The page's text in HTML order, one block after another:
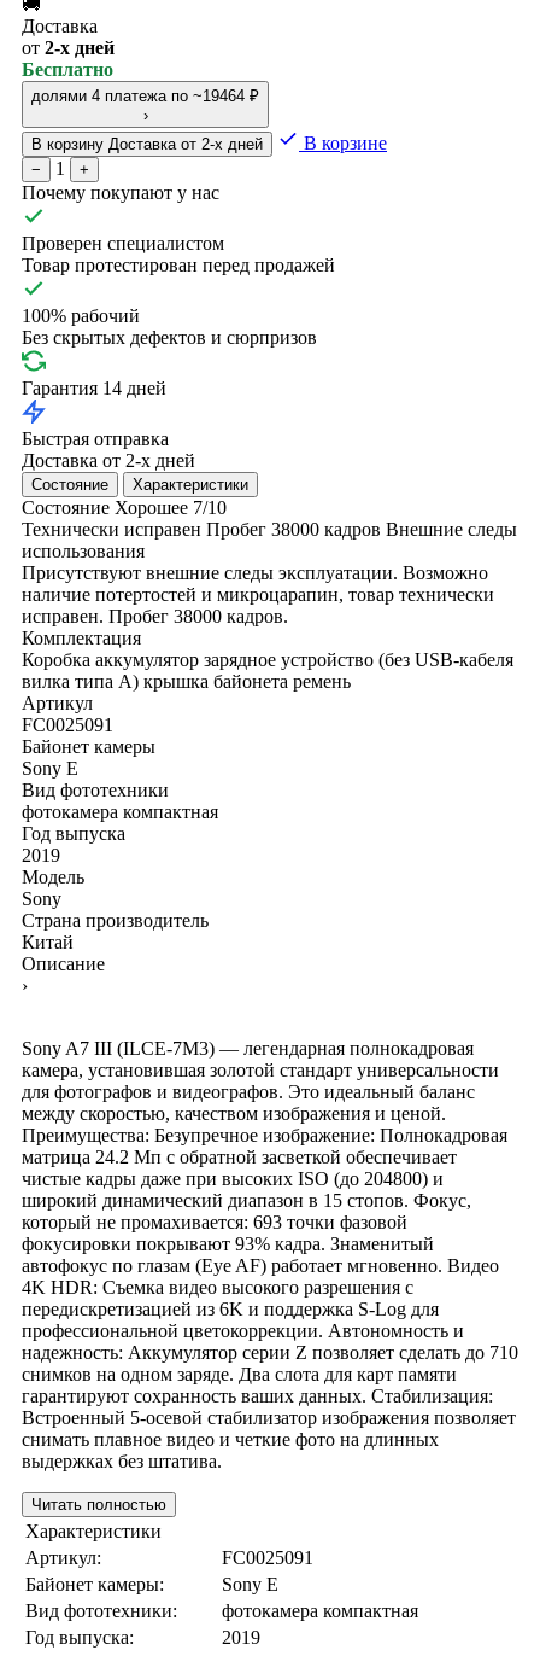
Доставка
от 2-х дней
Бесплатно
долями 4 платежа по ~19464 ₽
›
В корзину Доставка от 2-х дней В корзине
− 1 +
Почему покупают у нас
Проверен специалистом
Товар протестирован перед продажей
100% рабочий
Без скрытых дефектов и сюрпризов
Гарантия 14 дней
Быстрая отправка
Доставка от 2-х дней
Состояние Характеристики
Состояние Хорошее 7/10
Технически исправен Пробег 38000 кадров Внешние следы
использования
Присутствуют внешние следы эксплуатации. Возможно
наличие потертостей и микроцарапин, товар технически
исправен. Пробег 38000 кадров.
Комплектация
Коробка аккумулятор зарядное устройство (без USB-кабеля
вилка типа А) крышка байонета ремень
Артикул
FC0025091
Байонет камеры
Sony E
Вид фототехники
фотокамера компактная
Год выпуска
2019
Модель
Sony
Страна производитель
Китай
Описание
›
Sony A7 III (ILCE-7M3) — легендарная полнокадровая
камера, установившая золотой стандарт универсальности
для фотографов и видеографов. Это идеальный баланс
между скоростью, качеством изображения и ценой.
Преимущества: Безупречное изображение: Полнокадровая
матрица 24.2 Мп с обратной засветкой обеспечивает
чистые кадры даже при высоких ISO (до 204800) и
широкий динамический диапазон в 15 стопов. Фокус,
который не промахивается: 693 точки фазовой
фокусировки покрывают 93% кадра. Знаменитый
автофокус по глазам (Eye AF) работает мгновенно. Видео
4K HDR: Съемка видео высокого разрешения с
передискретизацией из 6K и поддержка S-Log для
профессиональной цветокоррекции. Автономность и
надежность: Аккумулятор серии Z позволяет сделать до 710
снимков на одном заряде. Два слота для карт памяти
гарантируют сохранность ваших данных. Стабилизация:
Встроенный 5-осевой стабилизатор изображения позволяет
снимать плавное видео и четкие фото на длинных
выдержках без штатива.
Читать полностью
Характеристики
Артикул:
FC0025091
Байонет камеры:
Sony E
Вид фототехники:
фотокамера компактная
Год выпуска:
2019